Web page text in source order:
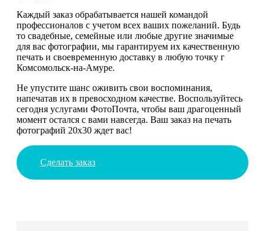
Каждый заказ обрабатывается нашей командой
профессионалов с учетом всех ваших пожеланий. Будь
то свадебные, семейные или любые другие значимые
для вас фотографии, мы гарантируем их качественную
печать и своевременную доставку в любую точку г
Комсомольск-на-Амуре.
Не упустите шанс оживить свои воспоминания,
напечатав их в превосходном качестве. Воспользуйтесь
сегодня услугами ФотоПочта, чтобы ваш драгоценный
момент остался с вами навсегда. Ваш заказ на печать
фотографий 20x30 ждет вас!
Сделать заказ